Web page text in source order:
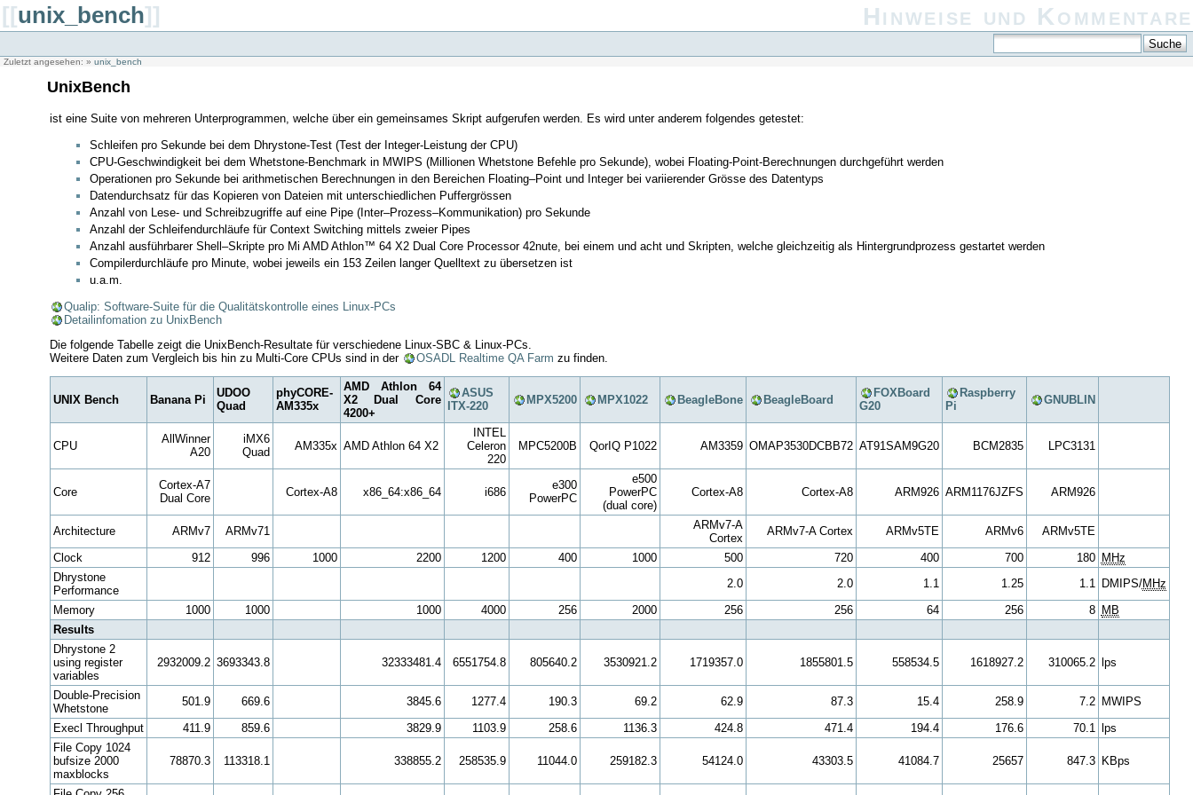
[[unix_bench]] Hinweise und Kommentare
Zuletzt angesehen: » unix_bench
UnixBench
ist eine Suite von mehreren Unterprogrammen, welche über ein gemeinsames Skript aufgerufen werden. Es wird unter anderem folgendes getestet:
Schleifen pro Sekunde bei dem Dhrystone-Test (Test der Integer-Leistung der CPU)
CPU-Geschwindigkeit bei dem Whetstone-Benchmark in MWIPS (Millionen Whetstone Befehle pro Sekunde), wobei Floating-Point-Berechnungen durchgeführt werden
Operationen pro Sekunde bei arithmetischen Berechnungen in den Bereichen Floating–Point und Integer bei variierender Grösse des Datentyps
Datendurchsatz für das Kopieren von Dateien mit unterschiedlichen Puffergrössen
Anzahl von Lese- und Schreibzugriffe auf eine Pipe (Inter–Prozess–Kommunikation) pro Sekunde
Anzahl der Schleifendurchläufe für Context Switching mittels zweier Pipes
Anzahl ausführbarer Shell–Skripte pro Mi AMD Athlon™ 64 X2 Dual Core Processor 42nute, bei einem und acht und Skripten, welche gleichzeitig als Hintergrundprozess gestartet werden
Compilerdurchläufe pro Minute, wobei jeweils ein 153 Zeilen langer Quelltext zu übersetzen ist
u.a.m.
Qualip: Software-Suite für die Qualitätskontrolle eines Linux-PCs
Detailinfomation zu UnixBench
Die folgende Tabelle zeigt die UnixBench-Resultate für verschiedene Linux-SBC & Linux-PCs.
Weitere Daten zum Vergleich bis hin zu Multi-Core CPUs sind in der
OSADL Realtime QA Farm zu finden.
UNIX Bench Banana Pi
UDOO
Quad
phyCORE-
AM335x
AMD Athlon 64
X2 Dual Core
4200+
ASUS
ITX-220
MPX5200 MPX1022 BeagleBone BeagleBoard
FOXBoard
G20
Raspberry
Pi
GNUBLIN
CPU
AllWinner
A20
iMX6
Quad
AM335x AMD Athlon 64 X2
INTEL
Celeron
220
MPC5200B QorIQ P1022 AM3359 OMAP3530DCBB72 AT91SAM9G20 BCM2835 LPC3131
Core
Cortex-A7
Dual Core
Cortex-A8 x86_64:x86_64 i686
e300
PowerPC
e500
PowerPC
(dual core)
Cortex-A8 Cortex-A8 ARM926 ARM1176JZFS ARM926
Architecture ARMv7 ARMv71
ARMv7-A
Cortex
ARMv7-A Cortex ARMv5TE ARMv6
ARMv5TE
Clock
912 996 1000 2200 1200 400 1000 500 720 400 700 180 MHz
Dhrystone
Performance
2.0 2.0 1.1 1.25 1.1 DMIPS/MHz
Memory
1000 1000 1000 4000 256 2000 256 256 64 256 8 MB
Results
Dhrystone 2
using register
variables
2932009.2 3693343.8 32333481.4 6551754.8 805640.2 3530921.2 1719357.0 1855801.5 558534.5 1618927.2 310065.2 lps
Double-Precision
Whetstone
501.9 669.6 3845.6 1277.4 190.3 69.2 62.9 87.3 15.4 258.9 7.2 MWIPS
Execl Throughput
411.9 859.6 3829.9 1103.9 258.6 1136.3 424.8 471.4 194.4 176.6 70.1 lps
File Copy 1024
bufsize 2000
maxblocks
78870.3 113318.1 338855.2 258535.9 11044.0 259182.3 54124.0 43303.5 41084.7 25657 847.3 KBps